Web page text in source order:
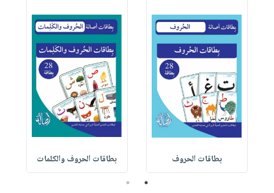
بطاقات الحروف بطاقات الحروف والكلمات
1
2